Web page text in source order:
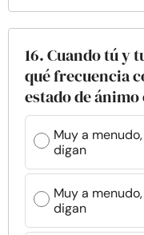
16. Cuando tú y
qué frecuencia
estado de
Muy a
digan
Muy a
digan